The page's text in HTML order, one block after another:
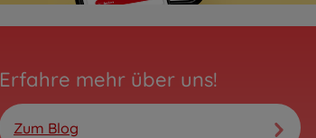
Erfahre mehr über uns!
Zum Blog